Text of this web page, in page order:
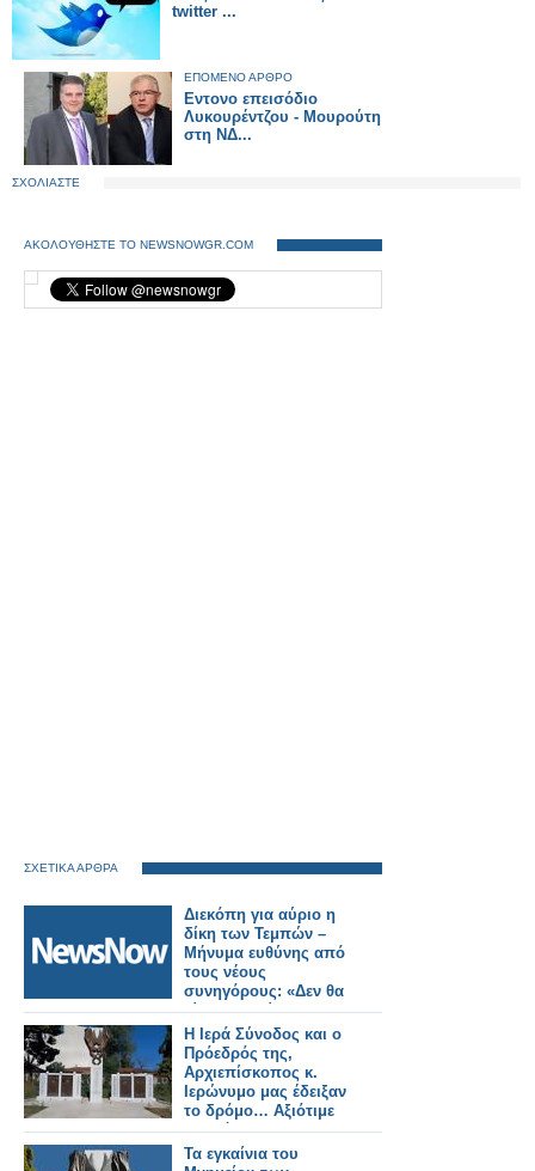
twitter ...
ΕΠΟΜΕΝΟ ΑΡΘΡΟ
Εντονο επεισόδιο
Λυκουρέντζου - Μουρούτη
στη ΝΔ...
ΣΧΟΛΙΑΣΤΕ
ΑΚΟΛΟΥΘΗΣΤΕ ΤΟ NEWSNOWGR.COM
ΣΧΕΤΙΚΑ ΑΡΘΡΑ
Διεκόπη για αύριο η
δίκη των Τεμπών –
Μήνυμα ευθύνης από
τους νέους
συνηγόρους: «Δεν θα
γίνουμε αιτία
καθυστέρησης της
δίκης»
Η Ιερά Σύνοδος και ο
Πρόεδρός της,
Αρχιεπίσκοπος κ.
Ιερώνυμο μας έδειξαν
το δρόμο… Αξιότιμε
κ. Πρόεδρε της
Ελληνικής
Τα εγκαίνια του